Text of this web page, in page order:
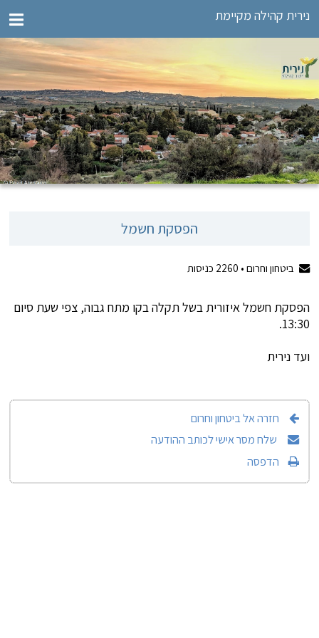
נירית קהילה מקיימת
הפסקת חשמל
ביטחון וחרום • 2260 כניסות
הפסקת חשמל איזורית בשל תקלה בקו מתח גבוה, צפי שעת סיום
13:30.
ועד נירית
חזרה אל ביטחון וחרום
שלח מסר אישי לכותב ההודעה
הדפסה